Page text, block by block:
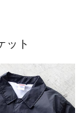
ット